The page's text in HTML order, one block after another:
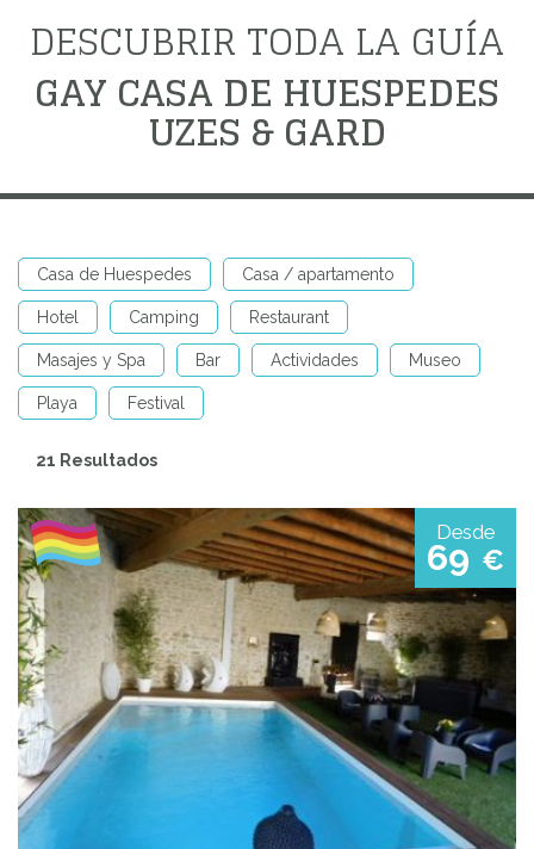
DESCUBRIR TODA LA GUÍA
GAY CASA DE HUESPEDES
UZES & GARD
Casa de Huespedes Casa / apartamento
Hotel Camping Restaurant
Masajes y Spa Bar Actividades Museo
Playa Festival
21 Resultados
Desde
69 €